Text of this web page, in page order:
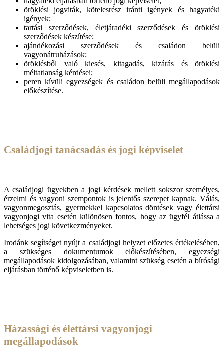
öröklési jogviták, kötelesrész iránti igények és hagyatéki
igények;
tartási szerződések, életjáradéki szerződések és öröklési
szerződések készítése;
ajándékozási szerződések és családon belüli
vagyonátruházások;
öröklésből való kiesés, kitagadás, kizárás és öröklési
méltatlanság kérdései;
peren kívüli egyezségek és családon belüli megállapodások
előkészítése.
Családjogi tanácsadás és jogi képviselet
A családjogi ügyekben a jogi kérdések mellett sokszor személyes,
érzelmi és vagyoni szempontok is jelentős szerepet kapnak. Válás,
vagyonmegosztás, gyermekkel kapcsolatos döntések vagy élettársi
vagyonjogi vita esetén különösen fontos, hogy az ügyfél átlássa a
lehetséges jogi következményeket.
Irodánk segítséget nyújt a családjogi helyzet előzetes értékelésében,
a szükséges dokumentumok előkészítésében, egyezségi
megállapodások kidolgozásában, valamint szükség esetén a bírósági
eljárásban történő képviseletben is.
Házassági és élettársi vagyonjogi
megállapodások